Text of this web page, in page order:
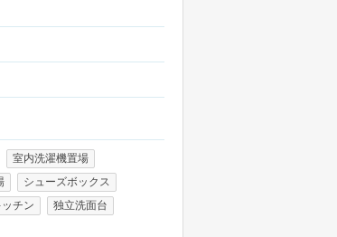
室内洗濯機置場
シューズボックス
チン
独立洗面台